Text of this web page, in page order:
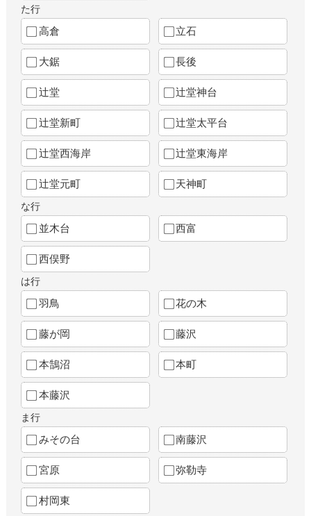
た行
高倉 立石
大鋸 長後
辻堂 辻堂神台
辻堂新町 辻堂太平台
辻堂西海岸 辻堂東海岸
辻堂元町 天神町
な行
並木台 西富
西俣野
は行
羽鳥 花の木
藤が岡 藤沢
本鵠沼 本町
本藤沢
ま行
みその台 南藤沢
宮原 弥勒寺
村岡東